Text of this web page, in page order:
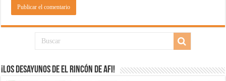
¡Los desayunos de El Rincón de Afi!